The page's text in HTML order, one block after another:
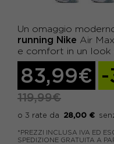
Un omaggio
running Nike Air
e comfort in un look
83,99€ -
119,99€
28,00 €
*PREZZI INCLUSA IVA ED
SPEDIZIONE GRATUITA A